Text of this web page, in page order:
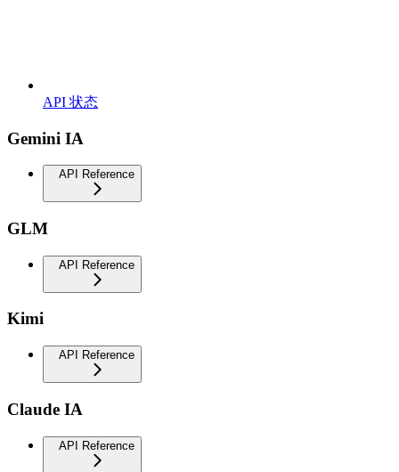
API 状态
Gemini IA
API Reference
GLM
API Reference
Kimi
API Reference
Claude IA
API Reference